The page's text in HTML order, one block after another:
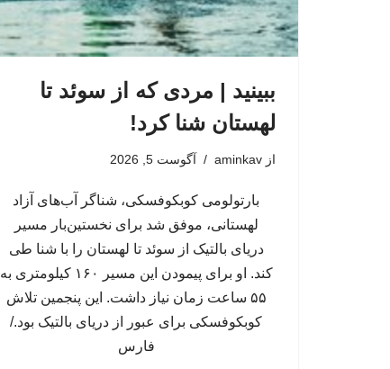
ببینید | مردی که از سوئد تا
لهستان شنا کرد!
از aminkav آگوست 5, 2026
بارتولومی کوبکوفسکی، شناگر آب‌های آزاد
لهستانی، موفق شد برای نخستین‌بار مسیر
دریای بالتیک از سوئد تا لهستان را با شنا طی
کند. او برای پیمودن این مسیر ۱۶۰ کیلومتری به
۵۵ ساعت زمان نیاز داشت. این پنجمین تلاش
کوبکوفسکی برای عبور از دریای بالتیک بود./
فارس